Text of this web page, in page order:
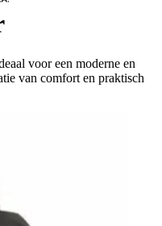
voor een moderne en
van comfort en praktisch